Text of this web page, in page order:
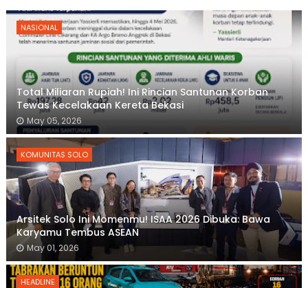
NASIONAL
Total Miliaran Rupiah! Ini Rincian Santunan Korban
Tewas Kecelakaan Kereta Bekasi
May 05, 2026
KOMUNITAS SOLO
Arsitek Solo Ini Momenmu! ISAA 2026 Dibuka: Bawa
Karyamu Tembus ASEAN
May 01, 2026
HEADLINE